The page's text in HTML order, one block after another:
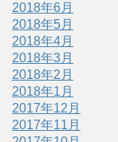
2018年6月
2018年5月
2018年4月
2018年3月
2018年2月
2018年1月
2017年12月
2017年11月